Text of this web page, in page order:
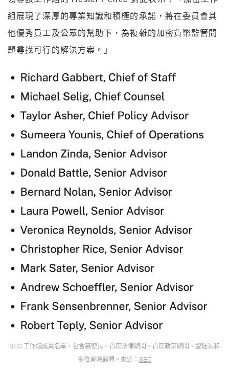
組展現了深厚的專業知識和積極的承諾，將在委員會其
他優秀員工及公眾的幫助下，為複雜的加密貨幣監管問
題尋找可行的解決方案。」
SEC 工作組成員名單，包含幕僚長、首席法律顧問、首席政策顧問、營運長和
多位資深顧問。來源： SEC